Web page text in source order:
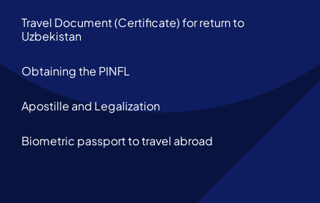
Travel Document (Certificate) for return to
Uzbekistan
Obtaining the PINFL
Apostille and Legalization
Biometric passport to travel abroad